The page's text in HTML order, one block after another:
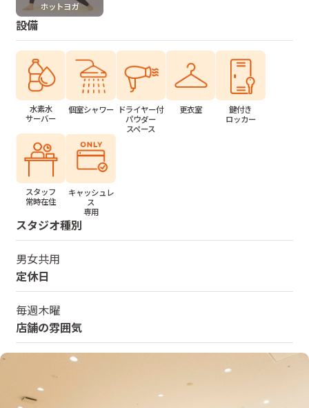
ホットヨガ
設備
水素水
サーバー
個室シャワー ドライヤー付
パウダー
スペース
更衣室
鍵付き
ロッカー
スタッフ
常時在住
キャッシュレ
ス
専用
スタジオ種別
男女共用
定休日
毎週木曜
店舗の雰囲気